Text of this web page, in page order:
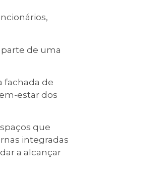
de uma
fachada de
estar dos
que
integradas
a alcançar